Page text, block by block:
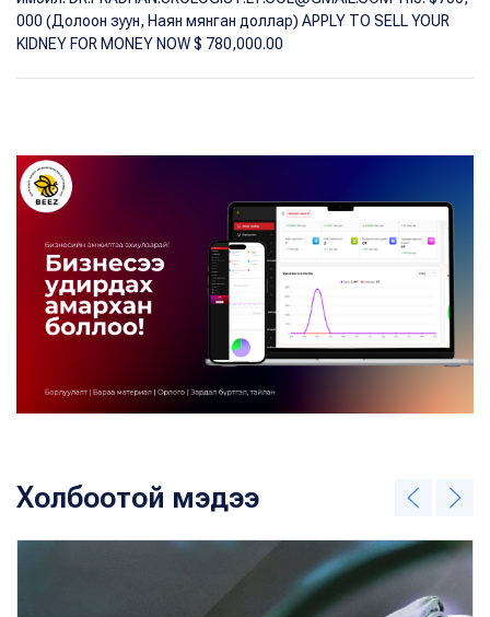
000 (Долоон зуун, Наян мянган доллар) APPLY TO SELL YOUR
KIDNEY FOR MONEY NOW $ 780,000.00
Холбоотой мэдээ